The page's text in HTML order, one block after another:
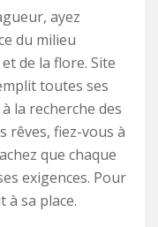
ayez
du milieu
de la flore. Site
toutes ses
la recherche des
rêves, fiez-vous à
que chaque
exigences. Pour
à sa place.